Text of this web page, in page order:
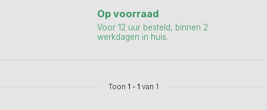
Op voorraad
Voor 12 uur besteld, binnen 2
werkdagen in huis.
Toon 1 - 1 van 1